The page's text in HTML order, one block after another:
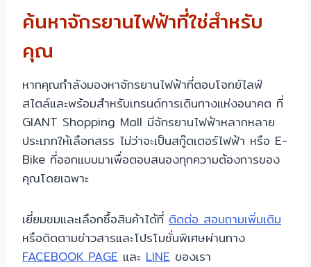
ค้นหาจักรยานไฟฟ้าที่ใช่สำหรับ
คุณ
หากคุณกำลังมองหาจักรยานไฟฟ้าที่ตอบโจทย์ไลฟ์
สไตล์และพร้อมสำหรับเทรนด์การเดินทางแห่งอนาคต ที่
GIANT Shopping Mall มีจักรยานไฟฟ้าหลากหลาย
ประเภทให้เลือกสรร ไม่ว่าจะเป็นสกู๊ตเตอร์ไฟฟ้า หรือ E-
Bike ที่ออกแบบมาเพื่อตอบสนองทุกความต้องการของ
คุณโดยเฉพาะ
เยี่ยมชมและเลือกซื้อสินค้าได้ที่ ติดต่อ สอบถามเพิ่มเติม
หรือติดตามข่าวสารและโปรโมชั่นพิเศษผ่านทาง
FACEBOOK PAGE และ LINE ของเรา